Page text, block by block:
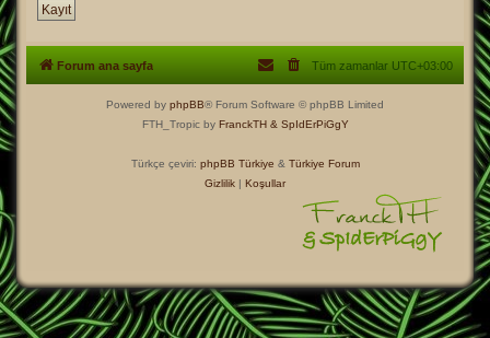
Kayıt
Forum ana sayfa Tüm zamanlar UTC+03:00
Powered by phpBB® Forum Software © phpBB Limited
FTH_Tropic by FranckTH & SpIdErPiGgY
Türkçe çeviri: phpBB Türkiye & Türkiye Forum
Gizlilik | Koşullar